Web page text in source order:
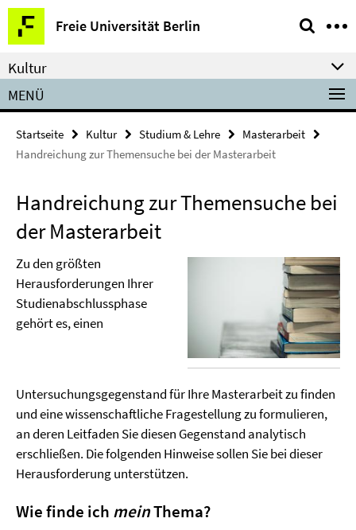
Springe
direkt
zu
Inhalt
Freie Universität Berlin
Service-
Navigation
Kultur
MENÜ
Startseite Kultur Studium & Lehre
Masterarbeit
Handreichung zur Themensuche bei der Masterarbeit
Handreichung zur Themensuche bei
der Masterarbeit
Zu den größten
Herausforderungen Ihrer
Studienabschlussphase
gehört es, einen
Untersuchungsgegenstand für Ihre Masterarbeit zu finden
und eine wissenschaftliche Fragestellung zu formulieren,
an deren Leitfaden Sie diesen Gegenstand analytisch
erschließen. Die folgenden Hinweise sollen Sie bei dieser
Herausforderung unterstützen.
Wie finde ich meinThema?